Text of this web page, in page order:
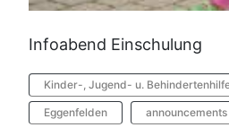
Infoabend Einschulung
Kinder-, Jugend- u.
Eggenfelden announcements